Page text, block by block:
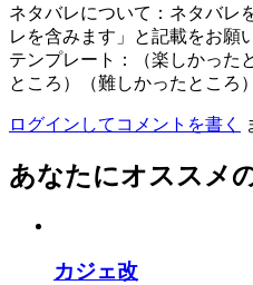
ネタバレについて：ネタバレ
レを含みます」と記載をお願
テンプレート：（楽しかった
ところ）（難しかったところ
ログインしてコメントを書く
あなたにオススメ
カジェ改